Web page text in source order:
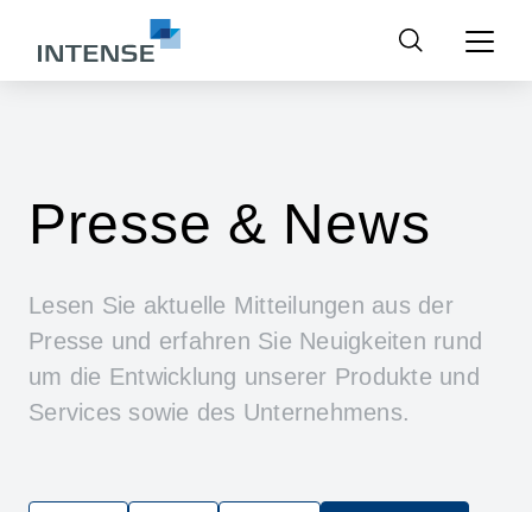
Suchen
nach:
Presse & News
Lesen Sie aktuelle Mitteilungen aus der
Presse und erfahren Sie Neuigkeiten rund
um die Entwicklung unserer Produkte und
Services sowie des Unternehmens.